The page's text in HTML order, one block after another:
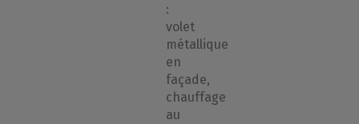
:
volet
métallique
en
façade,
chauffage
au